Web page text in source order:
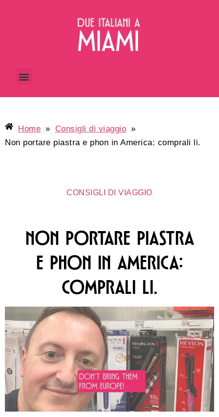
Home » Consigli di viaggio »
Non portare piastra e phon in America: comprali li.
CONSIGLI DI VIAGGIO
NON PORTARE PIASTRA
E PHON IN AMERICA:
COMPRALI LI.